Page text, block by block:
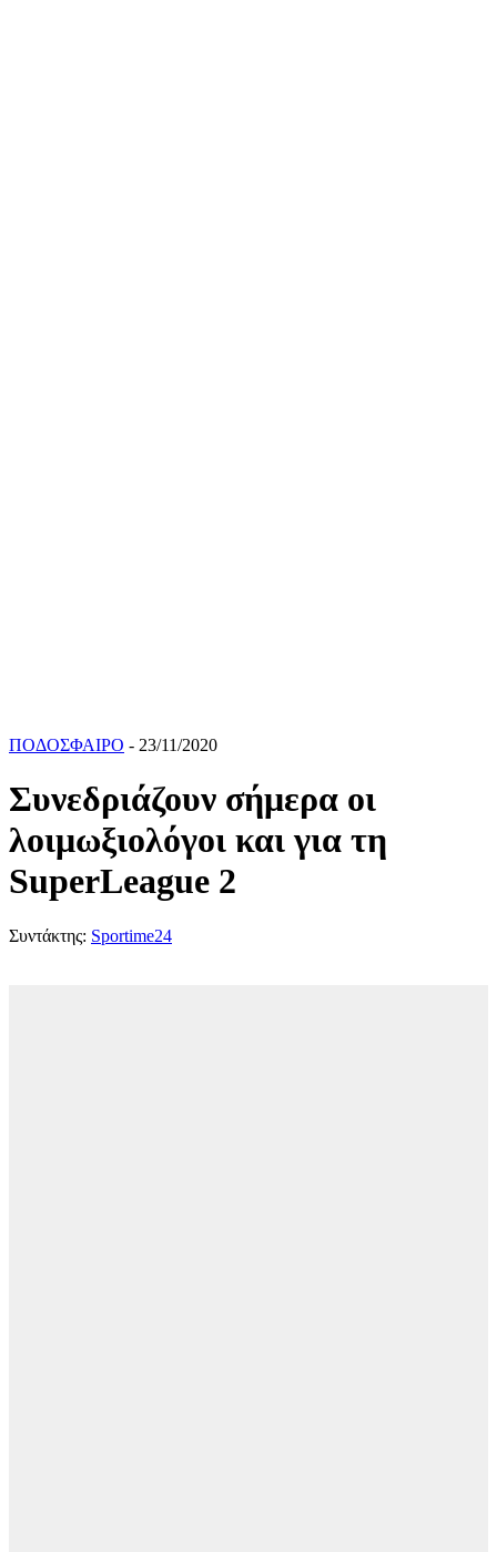
ΠΟΔΟΣΦΑΙΡΟ - 23/11/2020
Συνεδριάζουν σήμερα οι
λοιμωξιολόγοι και για τη
SuperLeague 2
Συντάκτης: Sportime24